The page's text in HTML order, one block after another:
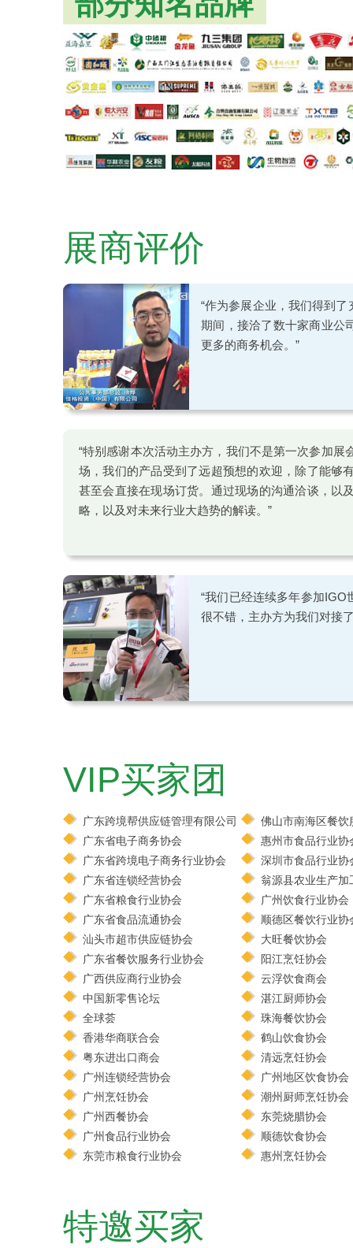
展商评价
“作为参展企业，我们得到
期间，接洽了数十家商业公
更多的商务机会。”
“特别感谢本次活动主办方，我们不是第一次参加
场，我们的产品受到了远超预想的欢迎，除了能够
甚至会直接在现场订货。通过现场的沟通洽谈，以
略，以及对未来行业大趋势的解读。”
“我们已经连续多年参加
很不错，主办方为我们对接
VIP买家团
广东跨境帮供应链管理有限公司
广东省电子商务协会
广东省跨境电子商务行业协会
广东省连锁经营协会
广东省粮食行业协会
广东省食品流通协会
汕头市超市供应链协会
广东省餐饮服务行业协会
广西供应商行业协会
中国新零售论坛
全球荟
香港华商联合会
粤东进出口商会
广州连锁经营协会
广州烹饪协会
广州西餐协会
广州食品行业协会
东莞市粮食行业协会
佛山市南海区餐饮
惠州市食品行业协
深圳市食品行业协
翁源县农业生产加
广州饮食行业协会
顺德区餐饮行业协
大旺餐饮协会
阳江烹饪协会
云浮饮食商会
湛江厨师协会
珠海餐饮协会
鹤山饮食协会
清远烹饪协会
广州地区饮食协会
潮州厨师烹饪协会
东莞烧腊协会
顺德饮食协会
惠州烹饪协会
特邀买家